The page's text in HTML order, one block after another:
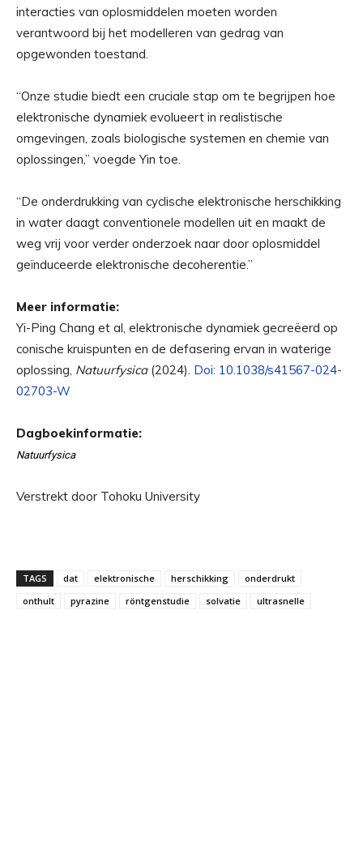
interacties van oplosmiddelen moeten worden
verantwoord bij het modelleren van gedrag van
opgewonden toestand.
“Onze studie biedt een cruciale stap om te begrijpen hoe
elektronische dynamiek evolueert in realistische
omgevingen, zoals biologische systemen en chemie van
oplossingen,” voegde Yin toe.
“De onderdrukking van cyclische elektronische herschikking
in water daagt conventionele modellen uit en maakt de
weg vrij voor verder onderzoek naar door oplosmiddel
geïnduceerde elektronische decoherentie.”
Meer informatie:
Yi-Ping Chang et al, elektronische dynamiek gecreëerd op
conische kruispunten en de defasering ervan in waterige
oplossing, Natuurfysica(2024). Doi: 10.1038/s41567-024-
02703-W
Dagboekinformatie:
Natuurfysica
Verstrekt door Tohoku University
TAGS dat elektronische herschikking
onderdrukt
onthult
pyrazine röntgenstudie solvatie ultrasnelle